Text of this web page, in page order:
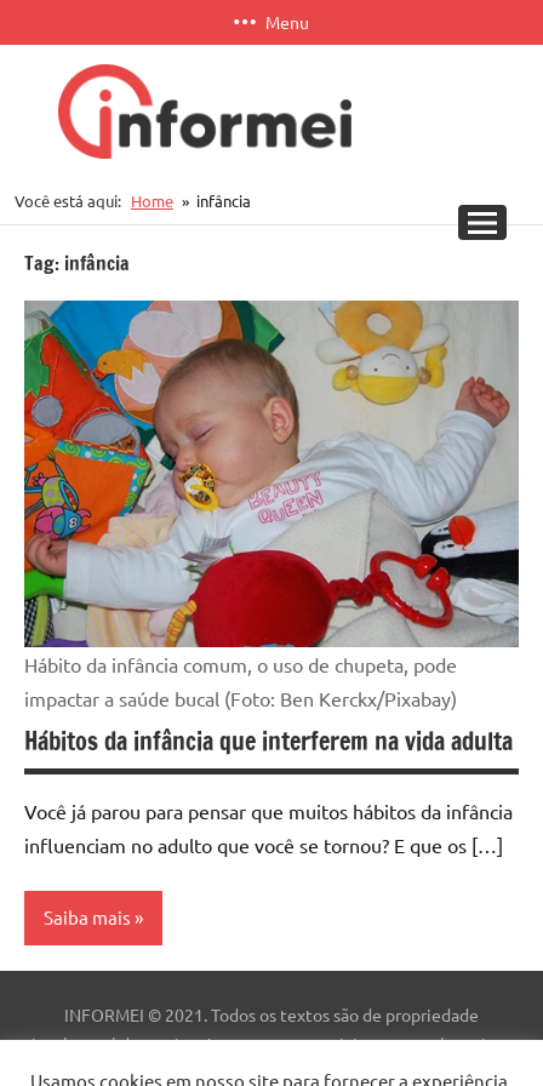
para
conteúdo
Menu
APP
Você está aqui: Home infância
Tag: infância
Hábito da infância comum, o uso de chupeta, pode
impactar a saúde bucal (Foto: Ben Kerckx/Pixabay)
Hábitos da infância que interferem na vida adulta
Você já parou para pensar que muitos hábitos da infância
influenciam no adulto que você se tornou? E que os […]
Saiba mais
INFORMEI © 2021. Todos os textos são de propriedade
intelectual deste site. As marcas comerciais, nomes e logotipos
são de propriedade de suas respectivas empresas. Este site não
Usamos cookies em nosso site para fornecer a experiência